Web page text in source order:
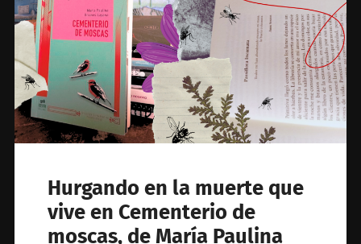
Hurgando en la muerte que
vive en Cementerio de
moscas, de María Paulina